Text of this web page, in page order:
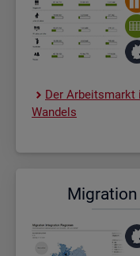
Der Ar­beits­markt
Wan­dels